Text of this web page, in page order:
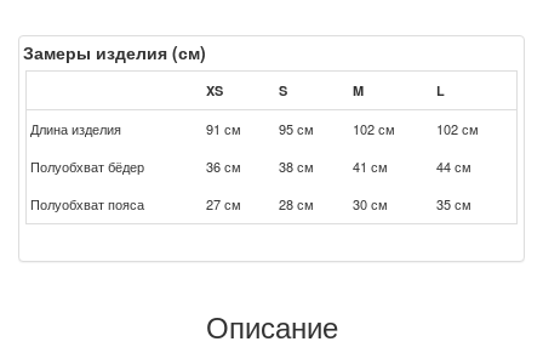
Замеры изделия (см)
XS S M L
Длина изделия 91 см 95 см 102 см
102 см
Полуобхват бёдер
36 см 38 см 41 см
44 см
Полуобхват пояса
27 см 28 см 30 см 35 см
Описание